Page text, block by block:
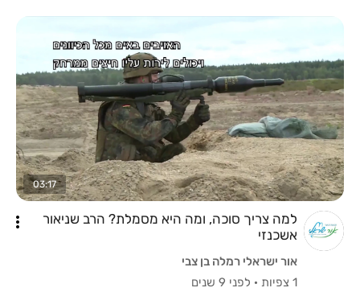
03:17
למה צריך סוכה, ומה היא מסמלת? הרב שניאור
אשכנזי
אור ישראלי רמלה בן צבי
1 צפיות
· לפני 9 שנים